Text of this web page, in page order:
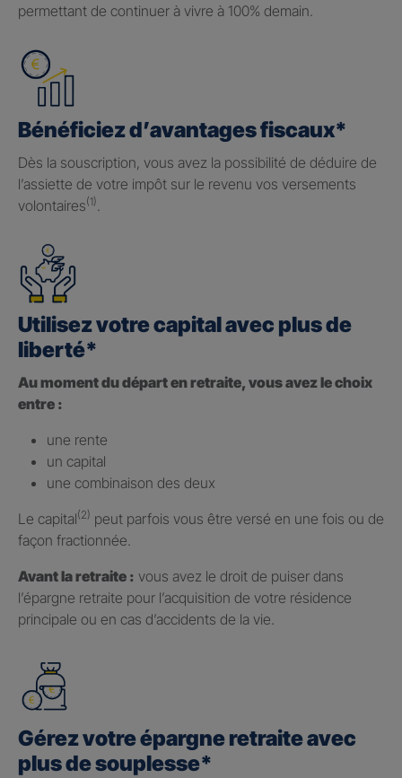
permettant de continuer à vivre à 100% demain.
Bénéficiez d’avantages fiscaux*
Dès la souscription, vous avez la possibilité de déduire de
l’assiette de votre impôt sur le revenu vos versements
volontaires(1).
Utilisez votre capital avec plus de
liberté*
Au moment du départ en retraite, vous avez le choix
entre :
une rente
un capital
une combinaison des deux
Le capital(2) peut parfois vous être versé en une fois ou de
façon fractionnée.
Avant la retraite : vous avez le droit de puiser dans
l’épargne retraite pour l’acquisition de votre résidence
principale ou en cas d’accidents de la vie.
Gérez votre épargne retraite avec
plus de souplesse*